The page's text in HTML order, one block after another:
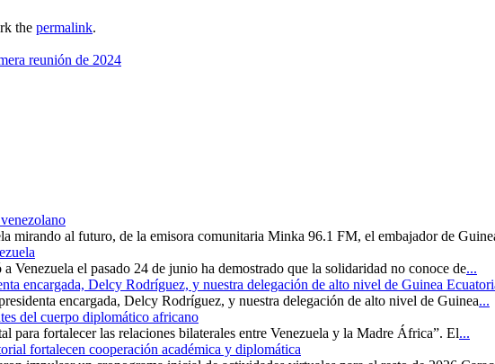
the permalink.
reunión de 2024
mirando al futuro, de la emisora comunitaria Minka 96.1 FM, el embajador de
Venezuela el pasado 24 de junio ha demostrado que la solidaridad no conoce de...
encargada, Delcy Rodríguez, y nuestra delegación de alto nivel de Guinea
encargada, Delcy Rodríguez, y nuestra delegación de alto nivel de Guinea...
del cuerpo diplomático africano
para fortalecer las relaciones bilaterales entre Venezuela y la Madre África”. El...
fortalecen cooperación académica y diplomática